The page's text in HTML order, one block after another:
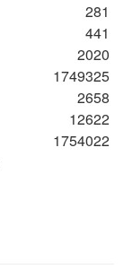
281
441
2020
1749325
2658
12622
1754022